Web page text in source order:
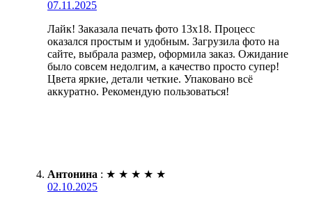
07.11.2025
Лайк! Заказала печать фото 13х18. Процесс
оказался простым и удобным. Загрузила фото на
сайте, выбрала размер, оформила заказ. Ожидание
было совсем недолгим, а качество просто супер!
Цвета яркие, детали четкие. Упаковано всё
аккуратно. Рекомендую пользоваться!
Антонина : ★ ★ ★ ★ ★
02.10.2025